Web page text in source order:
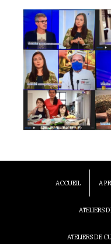
ACCUEIL A
ATELIERS
ATELIERS DE